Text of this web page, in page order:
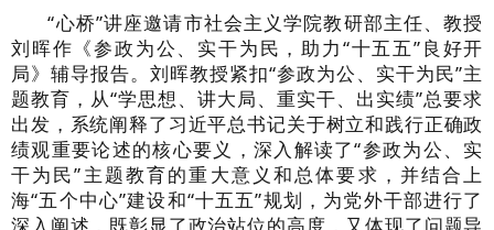
“心桥”讲座邀请市社会主义学院教研部主任、教授
刘晖作《参政为公、实干为民，助力“十五五”良好开
局》辅导报告。刘晖教授紧扣“参政为公、实干为民”主
题教育，从“学思想、讲大局、重实干、出实绩”总要求
出发，系统阐释了习近平总书记关于树立和践行正确政
绩观重要论述的核心要义，深入解读了“参政为公、实
干为民”主题教育的重大意义和总体要求，并结合上
海“五个中心”建设和“十五五”规划，为党外干部进行了
深入阐述，既彰显了政治站位的高度，又体现了问题导